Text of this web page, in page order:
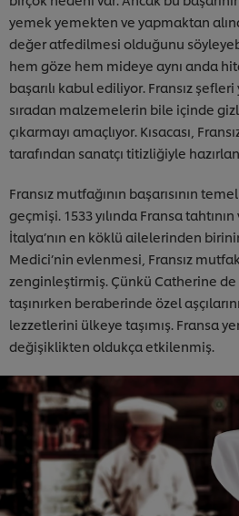
yemek yemekten ve yapmaktan
değer atfedilmesi olduğunu
hem göze hem mideye aynı anda
başarılı kabul ediliyor. Fransız
sıradan malzemelerin bile içinde
çıkarmayı amaçlıyor. Kısacası,
tarafından sanatçı titizliğiyle
Fransız mutfağının başarısının
geçmişi. 1533 yılında Fransa
İtalya’nın en köklü ailelerinden
Medici’nin evlenmesi, Fransız
zenginleştirmiş. Çünkü Catherine de
taşınırken beraberinde özel
lezzetlerini ülkeye taşımış. Fransa
değişiklikten oldukça etkilenmiş.